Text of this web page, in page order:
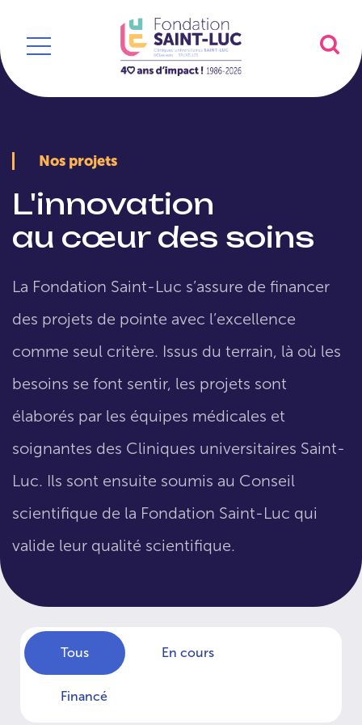
Nos projets
L'innovation
au cœur des soins
La Fondation Saint-Luc s’assure de financer
des projets de pointe avec l’excellence
comme seul critère. Issus du terrain, là où les
besoins se font sentir, les projets sont
élaborés par les équipes médicales et
soignantes des Cliniques universitaires Saint-
Luc. Ils sont ensuite soumis au Conseil
scientifique de la Fondation Saint-Luc qui
valide leur qualité scientifique.
Tous En cours
Financé